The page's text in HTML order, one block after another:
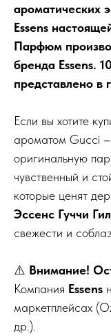
ароматических
Essens
Парфюм
бренда Essens.
представлено в
Если вы хотите
ароматом Gucci
оригинальную
чувственный и
которые ценят
Эссенс Гуччи
свежести и
⚠️ Внимание!
Компания Essens
маркетплейсах
др.).